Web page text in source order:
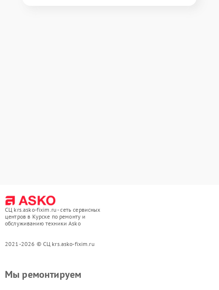
СЦ krs.asko-fixim.ru - сеть сервисных
центров в Курске по ремонту и
обслуживанию техники Asko
2021-2026 © СЦ krs.asko-fixim.ru
Мы ремонтируем